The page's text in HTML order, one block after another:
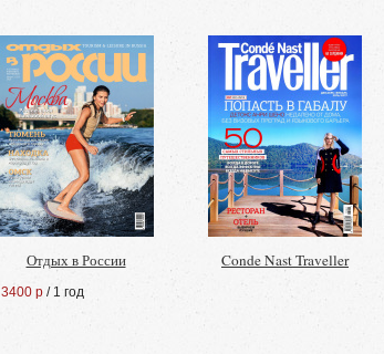
Отдых в России
3400 р / 1 год
Conde Nast Traveller